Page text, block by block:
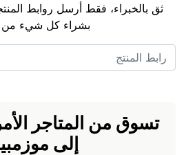
ثق بالخبراء، فقط أرسل روابط
بشراء كل شيء من
تسوق من المتاجر
إلى